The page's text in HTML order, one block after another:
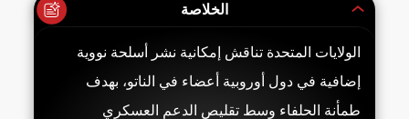
الخلاصة
الولايات المتحدة تناقش إمكانية نشر أسلحة نووية
إضافية في دول أوروبية أعضاء في الناتو، بهدف
طمأنة الحلفاء وسط تقليص الدعم العسكري